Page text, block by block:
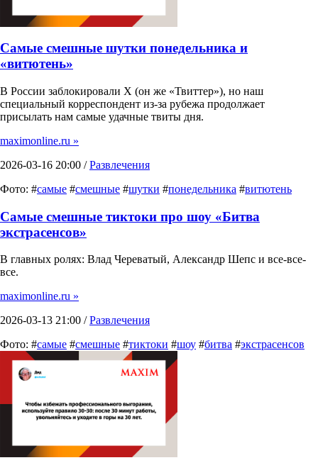
Самые смешные шутки понедельника и
«витютень»
В России заблокировали X (он же «Твиттер»), но наш
специальный корреспондент из-за рубежа продолжает
присылать нам самые удачные твиты дня.
maximonline.ru »
2026-03-16 20:00 /Развлечения
Фото: #самые #смешные #шутки #понедельника #витютень
Самые смешные тиктоки про шоу «Битва
экстрасенсов»
В главных ролях: Влад Череватый, Александр Шепс и все-все-
все.
maximonline.ru »
2026-03-13 21:00 /Развлечения
Фото: #самые #смешные #тиктоки #шоу #битва #экстрасенсов